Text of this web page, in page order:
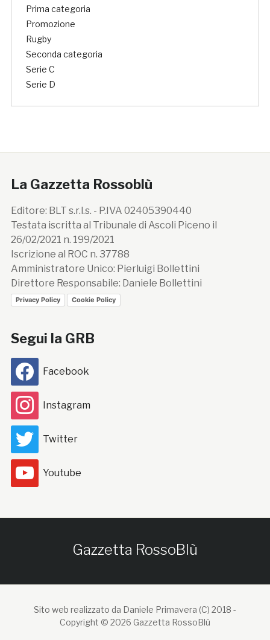
Prima categoria
Promozione
Rugby
Seconda categoria
Serie C
Serie D
La Gazzetta Rossoblù
Editore: BLT s.r.l.s. - P.IVA 02405390440
Testata iscritta al Tribunale di Ascoli Piceno il
26/02/2021 n. 199/2021
Iscrizione al ROC n. 37788
Amministratore Unico: Pierluigi Bollettini
Direttore Responsabile: Daniele Bollettini
Privacy Policy Cookie Policy
Segui la GRB
Facebook
Instagram
Twitter
Youtube
Gazzetta RossoBlù
Sito web realizzato da Daniele Primavera (C) 2018 -
Copyright © 2026 Gazzetta RossoBlù